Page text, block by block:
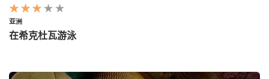
亚洲
在希克杜瓦游泳